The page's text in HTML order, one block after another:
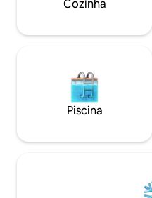
de passar roupa.
Cozinha
Piscina